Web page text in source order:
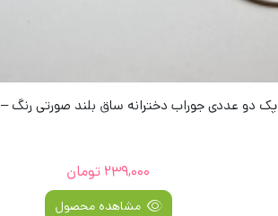
پک دو عددی جوراب دخترانه ساق بلند صورتی رنگ – 2 تا 4 سال
239,000 تومان
مشاهده محصول